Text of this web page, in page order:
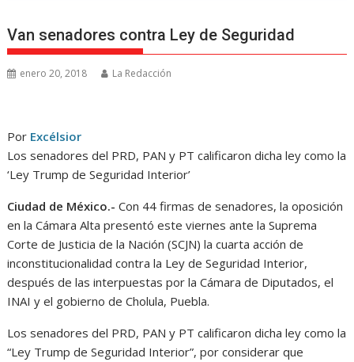
Van senadores contra Ley de Seguridad
enero 20, 2018 La Redacción
Por Excélsior
Los senadores del PRD, PAN y PT calificaron dicha ley como la
‘Ley Trump de Seguridad Interior’
Ciudad de México.- Con 44 firmas de senadores, la oposición
en la Cámara Alta presentó este viernes ante la Suprema
Corte de Justicia de la Nación (SCJN) la cuarta acción de
inconstitucionalidad contra la Ley de Seguridad Interior,
después de las interpuestas por la Cámara de Diputados, el
INAI y el gobierno de Cholula, Puebla.
Los senadores del PRD, PAN y PT calificaron dicha ley como la
“Ley Trump de Seguridad Interior”, por considerar que